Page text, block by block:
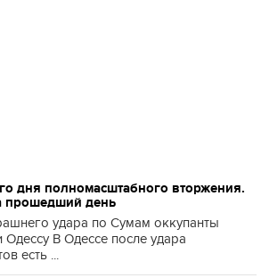
дня полномасштабного вторжения.
прошедший день
удара по Сумам оккупанты
Одессу В Одессе после удара
есть ...